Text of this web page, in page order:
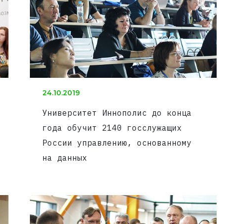
24.10.2019
Университет Иннополис до конца
года обучит 2140 госслужащих
России управлению, основанному
на данных